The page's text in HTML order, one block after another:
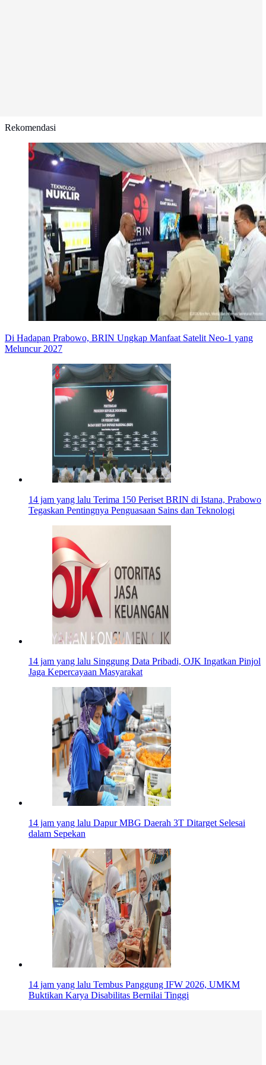
Rekomendasi
Di Hadapan Prabowo, BRIN Ungkap Manfaat Satelit Neo-1 yang
Meluncur 2027
14 jam yang lalu Terima 150 Periset BRIN di Istana, Prabowo
Tegaskan Pentingnya Penguasaan Sains dan Teknologi
14 jam yang lalu Singgung Data Pribadi, OJK Ingatkan Pinjol
Jaga Kepercayaan Masyarakat
14 jam yang lalu Dapur MBG Daerah 3T Ditarget Selesai
dalam Sepekan
14 jam yang lalu Tembus Panggung IFW 2026, UMKM
Buktikan Karya Disabilitas Bernilai Tinggi